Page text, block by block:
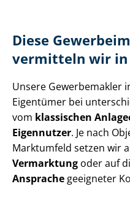
Diese
vermitteln wir in
Unsere Gewerbemakler
Eigentümer bei
vom klassischen
Eigennutzer. Je nach
Marktumfeld setzen wir
Vermarktung oder auf
Ansprachegeeigneter